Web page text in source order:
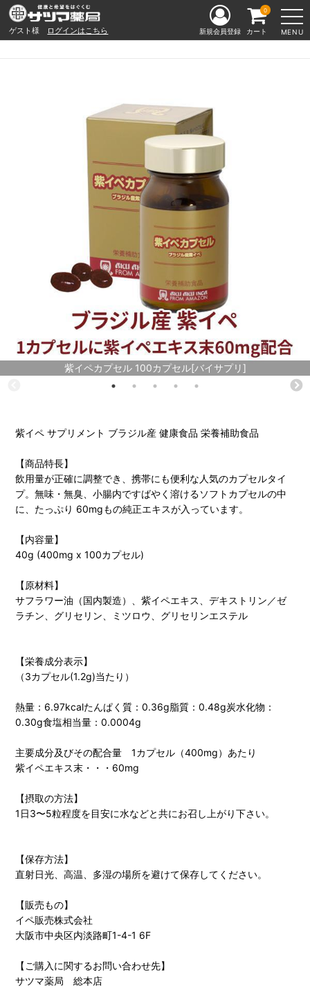
ゲスト様 ログインはこちら MENU
新規会員登録 カート
0
紫イペカプセル 100カプセル[バイサプリ]
紫イペ サプリメント ブラジル産 健康食品 栄養補助食品
【商品特長】
飲用量が正確に調整でき、携帯にも便利な人気のカプセルタイ
プ。無味・無臭、小腸内ですばやく溶けるソフトカプセルの中
に、たっぷり 60mgもの純正エキスが入っています。
【内容量】
40g (400mg x 100カプセル)
【原材料】
サフラワー油（国内製造）、紫イペエキス、デキストリン／ゼ
ラチン、グリセリン、ミツロウ、グリセリンエステル
【栄養成分表示】
（3カプセル(1.2g)当たり）
熱量：6.97kcalたんぱく質：0.36g脂質：0.48g炭水化物：
0.30g食塩相当量：0.0004g
主要成分及びその配合量 1カプセル（400mg）あたり
紫イペエキス末・・・60mg
【摂取の方法】
1日3〜5粒程度を目安に水などと共にお召し上がり下さい。
【保存方法】
直射日光、高温、多湿の場所を避けて保存してください。
【販売もの】
イペ販売株式会社
大阪市中央区内淡路町1-4-1 6F
【ご購入に関するお問い合わせ先】
サツマ薬局 総本店